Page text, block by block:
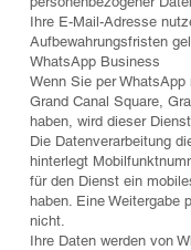
Ihre E-Mail-Adresse
Aufbewahrungsfristen
WhatsApp Business
Wenn Sie per
Grand Canal Square,
haben, wird dieser
Die Datenverarbeitung
hinterlegt
für den Dienst ein
haben. Eine Weitergabe
nicht.
Ihre Daten werden von